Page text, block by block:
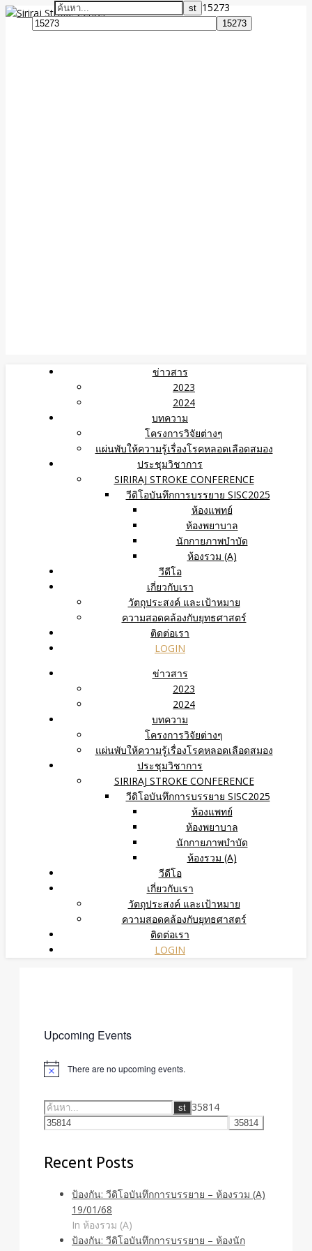
15273
ข่าวสาร
2023
2024
บทความ
โครงการวิจัยต่างๆ
แผ่นพับให้ความรู้เรื่องโรคหลอดเลือดสมอง
ประชุมวิชาการ
SIRIRAJ STROKE CONFERENCE
วีดิโอบันทึกการบรรยาย SISC2025
ห้องแพทย์
ห้องพยาบาล
นักกายภาพบำบัด
ห้องรวม (A)
วีดีโอ
เกี่ยวกับเรา
วัตถุประสงค์ และเป้าหมาย
ความสอดคล้องกับยุทธศาสตร์
ติดต่อเรา
LOGIN
ข่าวสาร
2023
2024
บทความ
โครงการวิจัยต่างๆ
แผ่นพับให้ความรู้เรื่องโรคหลอดเลือดสมอง
ประชุมวิชาการ
SIRIRAJ STROKE CONFERENCE
วีดิโอบันทึกการบรรยาย SISC2025
ห้องแพทย์
ห้องพยาบาล
นักกายภาพบำบัด
ห้องรวม (A)
วีดีโอ
เกี่ยวกับเรา
วัตถุประสงค์ และเป้าหมาย
ความสอดคล้องกับยุทธศาสตร์
ติดต่อเรา
LOGIN
Upcoming Events
There are no upcoming events.
35814
Recent Posts
ป้องกัน: วีดิโอบันทึกการบรรยาย – ห้องรวม (A)
19/01/68
In ห้องรวม (A)
ป้องกัน: วีดิโอบันทึกการบรรยาย – ห้องนัก